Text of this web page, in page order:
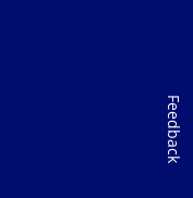
Feedback